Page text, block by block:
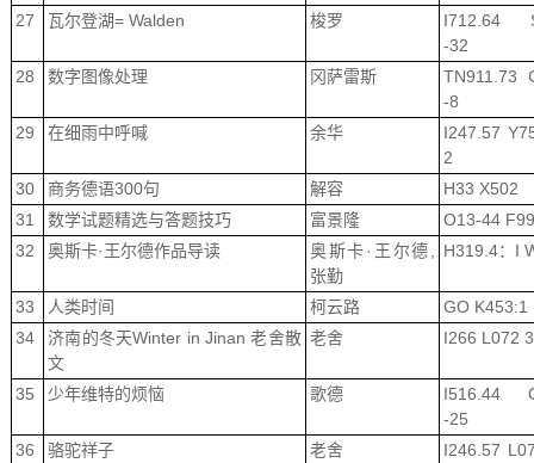
27
瓦尔登湖= Walden 梭罗
I712.64
-32
28
数字图像处理 冈萨雷斯
TN911.73
-8
29
在细雨中呼喊 余华
I247.57
2
30
商务德语300句 解容
H33 X502
31
数学试题精选与答题技巧 富景隆
O13-44
32
奥斯卡·王尔德作品导读
奥斯卡·王尔德,
张勤
H319.4：I
33 人类时间 柯云路
GO K453:1
34
济南的冬天Winter in Jinan 老舍散
文
老舍 I266 L072
35 少年维特的烦恼 歌德
I516.44
-25
36
骆驼祥子 老舍
I246.57